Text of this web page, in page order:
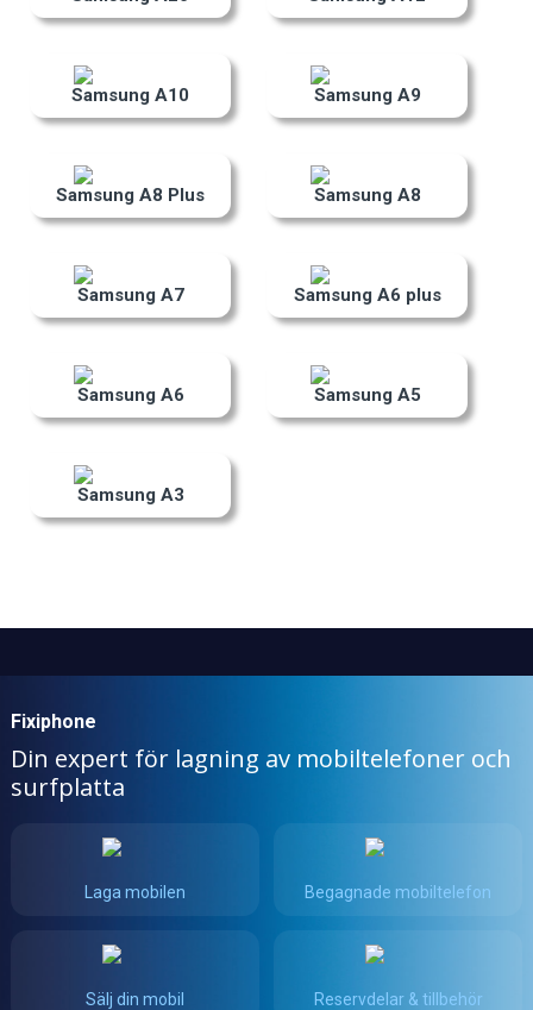
Samsung A10 Samsung A9
Samsung A8 Plus Samsung A8
Samsung A7 Samsung A6 plus
Samsung A6 Samsung A5
Samsung A3
Fixiphone
Din expert för lagning av mobiltelefoner och
surfplatta
Laga mobilen Begagnade mobiltelefon
Sälj din mobil Reservdelar & tillbehör